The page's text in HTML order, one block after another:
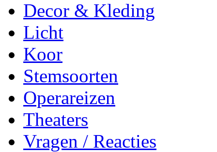
Decor & Kleding
Licht
Koor
Stemsoorten
Operareizen
Theaters
Vragen / Reacties